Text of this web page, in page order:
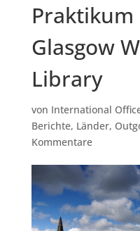
Glasgow
Library
von International
Berichte, Länder,
Kommentare